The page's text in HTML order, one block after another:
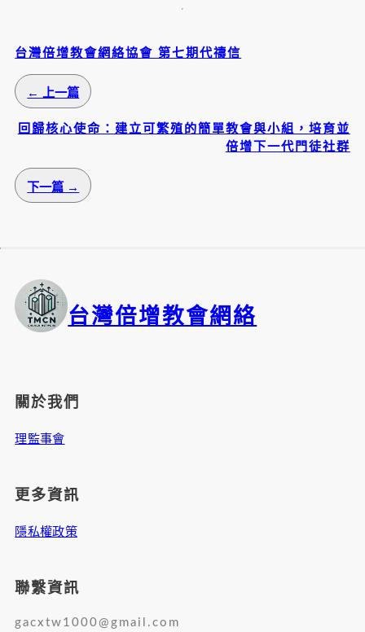
台灣倍增教會網絡協會 第七期代禱信
← 上一篇
回歸核心使命：建立可繁殖的簡單教會與小組，培育並
倍增下一代門徒社群
下一篇 →
台灣倍增教會網絡
關於我們
理監事會
更多資訊
隱私權政策
聯繫資訊
gacxtw1000@gmail.com